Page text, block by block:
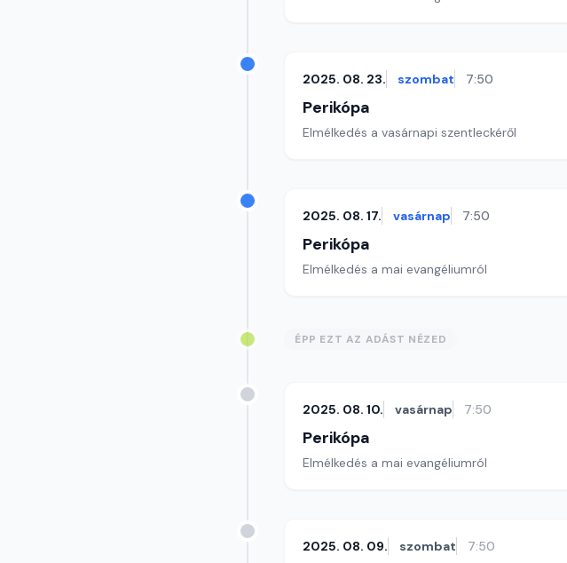
2025. 08. 23. szombat 7:50
Perikópa
Elmélkedés a vasárnapi szentleckéről
2025. 08. 17. vasárnap 7:50
Perikópa
Elmélkedés a mai evangéliumról
ÉPP EZT AZ ADÁST NÉZED
2025. 08. 10. vasárnap 7:50
Perikópa
Elmélkedés a mai evangéliumról
2025. 08. 09. szombat 7:50